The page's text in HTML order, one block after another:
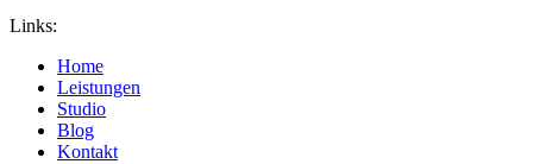
Links:
Home
Leistungen
Studio
Blog
Kontakt